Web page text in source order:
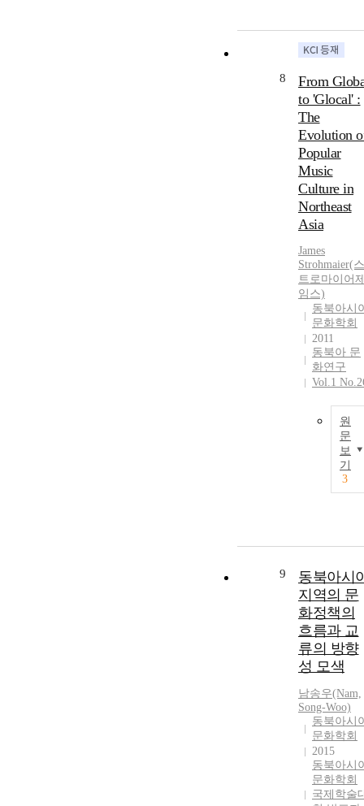
8
From
to 'Glocal' :
The
Evolution
Popular
Music
Culture in
Northeast
Asia
James
Strohmaier(스
트로마이어
임스)
동북아시
문화학회
2011
동북아 문
화연구
Vol.1
원
문
보
기
3
9
동북아시
지역의 문
화정책의
흐름과 교
류의 방향
성 모색
남송우(Nam,
Song-Woo)
동북아시
문화학회
2015
동북아시
문화학회
국제학술